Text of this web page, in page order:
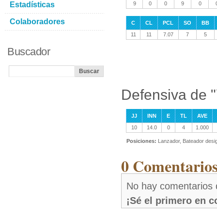
9 0 0 9 0
C CL PCL SO
BB
11
11 7.07 7 5
Defensiva de
JJ INN E TL
AVE
10
14.0 0 4 1.000
Posiciones: Lanzador, Bateador
0
No hay comentarios
¡Sé el primero en
Estadísticas
Colaboradores
Buscador